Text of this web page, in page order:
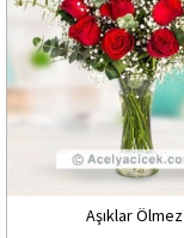
Aşıklar Ölmez